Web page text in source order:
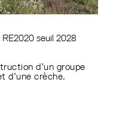
RE2020 seuil 2028
d’un groupe
d’une crèche.